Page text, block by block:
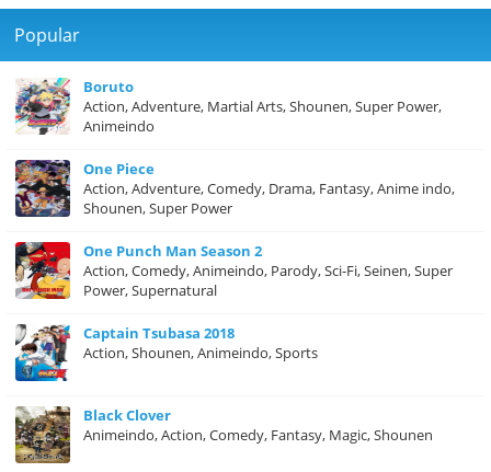
Popular
Boruto
Action, Adventure, Martial Arts, Shounen, Super Power,
Animeindo
One Piece
Action, Adventure, Comedy, Drama, Fantasy, Anime indo,
Shounen, Super Power
One Punch Man Season 2
Action, Comedy, Animeindo, Parody, Sci-Fi, Seinen, Super
Power, Supernatural
Captain Tsubasa 2018
Action, Shounen, Animeindo, Sports
Black Clover
Animeindo, Action, Comedy, Fantasy, Magic, Shounen